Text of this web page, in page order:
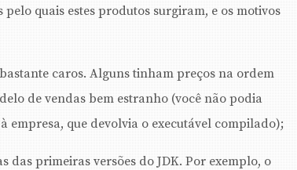
quais estes produtos surgiram, e os motivos
caros. Alguns tinham preços na ordem
de vendas bem estranho (você não podia
empresa, que devolvia o executável compilado);
das primeiras versões do JDK. Por exemplo, o